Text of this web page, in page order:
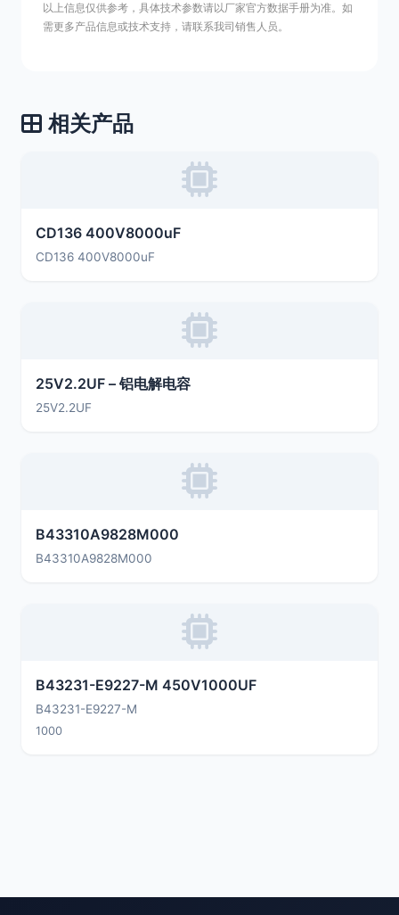
以上信息仅供参考，具体技术参数请以厂家官方数据手册为准。如
需更多产品信息或技术支持，请联系我司销售人员。
相关产品
CD136 400V8000uF
CD136 400V8000uF
25V2.2UF – 铝电解电容
25V2.2UF
B43310A9828M000
B43310A9828M000
B43231-E9227-M 450V1000UF
B43231-E9227-M
1000